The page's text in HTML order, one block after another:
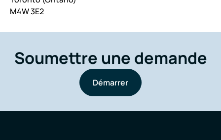
M4W 3E2
Soumettre une demande
Démarrer